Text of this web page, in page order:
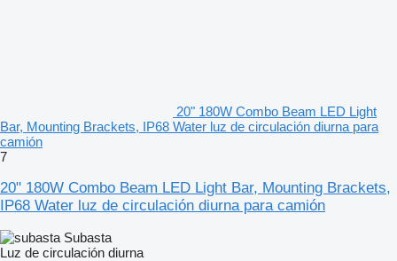
20" 180W Combo Beam LED Light
Bar, Mounting Brackets, IP68 Water luz de circulación diurna para
camión
7
20" 180W Combo Beam LED Light Bar, Mounting Brackets,
IP68 Water luz de circulación diurna para camión
Subasta
Luz de circulación diurna